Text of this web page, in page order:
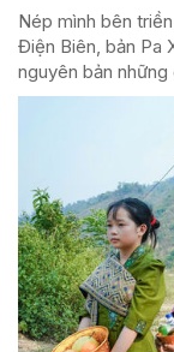
Nép mình bên
Điện Biên, bản Pa
nguyên bản